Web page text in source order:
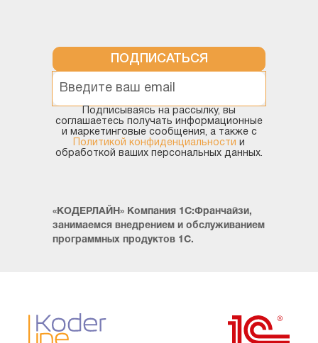
ПОДПИСАТЬСЯ
Подписываясь на рассылку, вы
соглашаетесь получать информационные
и маркетинговые сообщения, а также с
Политикой конфиденциальности и
обработкой ваших персональных данных.
«КОДЕРЛАЙН» Компания 1С:Франчайзи,
занимаемся внедрением и обслуживанием
программных продуктов 1С.